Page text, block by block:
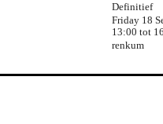
Definitief
Friday 18
13:00 tot
renkum